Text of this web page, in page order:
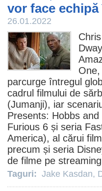
vor face
26.01.2022
One,
parcurge întregul
cadrul filmului de
(Jumanji), iar
Presents: Hobbs
Furious 6 și seria
America), al cărui film
precum și seria
de filme pe
Taguri: Jake Kasdan,